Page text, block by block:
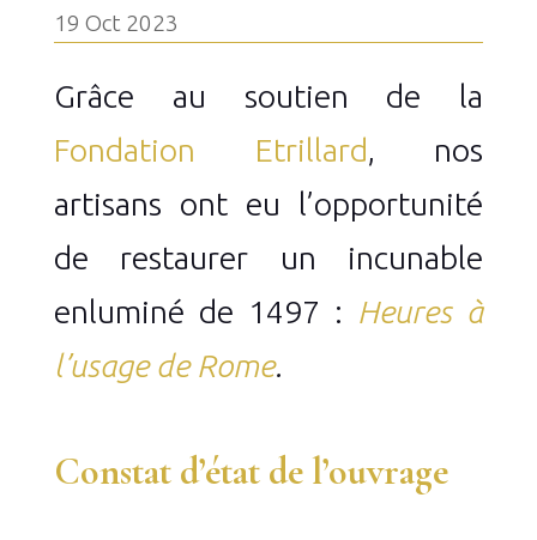
19 Oct 2023
Grâce au soutien de la
Fondation Etrillard, nos
artisans ont eu l’opportunité
de restaurer un incunable
enluminé de 1497 : Heures à
l’usage de Rome.
Constat d’état de l’ouvrage